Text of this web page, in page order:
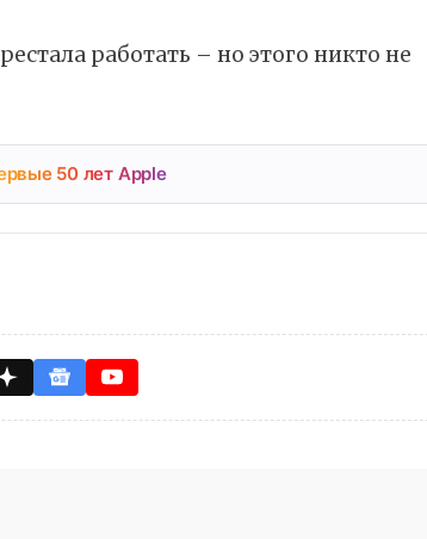
работать – но этого никто не
50 лет Apple